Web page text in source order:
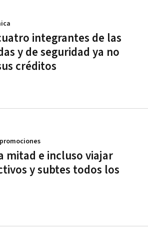
integrantes de las
y de seguridad ya no
créditos
mitad e incluso viajar
y subtes todos los